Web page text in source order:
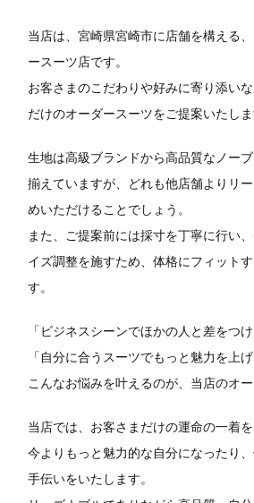
当店は、宮崎県宮崎市に店舗を構える
ースーツ店です。
お客さまのこだわりや好みに寄り添い
だけのオーダースーツをご提案いたしま
生地は高級ブランドから高品質なノー
揃えていますが、どれも他店舗よりリ
めいただけることでしょう。
また、ご提案前には採寸を丁寧に行い
イズ調整を施すため、体格にフィット
す。
「ビジネスシーンでほかの人と差をつけ
「自分に合うスーツでもっと魅力を上げ
こんなお悩みを叶えるのが、当店のオー
当店では、お客さまだけの運命の一着を
今よりもっと魅力的な自分になったり
手伝いをいたします。